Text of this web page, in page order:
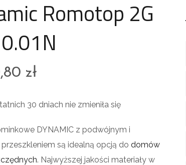
Romotop 2G
zł
30 dniach nie zmieniła się
DYNAMIC z podwójnym i
są idealną opcją dodomów
. Najwyższej jakości materiały w